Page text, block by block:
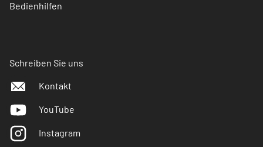
Bedienhilfen
Schreiben Sie uns
Kontakt
YouTube
Instagram